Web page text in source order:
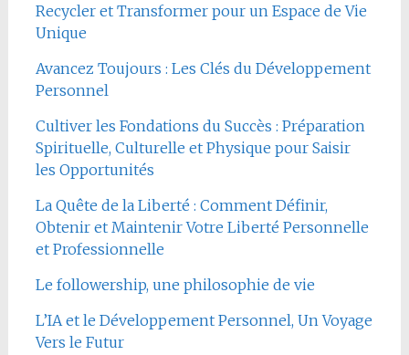
Recycler et Transformer pour un Espace de Vie
Unique
Avancez Toujours : Les Clés du Développement
Personnel
Cultiver les Fondations du Succès : Préparation
Spirituelle, Culturelle et Physique pour Saisir
les Opportunités
La Quête de la Liberté : Comment Définir,
Obtenir et Maintenir Votre Liberté Personnelle
et Professionnelle
Le followership, une philosophie de vie
L’IA et le Développement Personnel, Un Voyage
Vers le Futur